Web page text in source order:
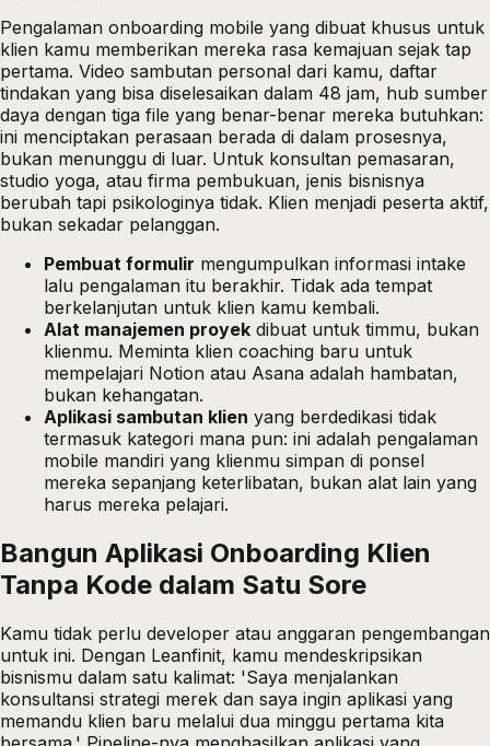
Pengalaman onboarding mobile yang dibuat khusus untuk
klien kamu memberikan mereka rasa kemajuan sejak tap
pertama. Video sambutan personal dari kamu, daftar
tindakan yang bisa diselesaikan dalam 48 jam, hub sumber
daya dengan tiga file yang benar-benar mereka butuhkan:
ini menciptakan perasaan berada di dalam prosesnya,
bukan menunggu di luar. Untuk konsultan pemasaran,
studio yoga, atau firma pembukuan, jenis bisnisnya
berubah tapi psikologinya tidak. Klien menjadi peserta aktif,
bukan sekadar pelanggan.
Pembuat formulir mengumpulkan informasi intake
lalu pengalaman itu berakhir. Tidak ada tempat
berkelanjutan untuk klien kamu kembali.
Alat manajemen proyek dibuat untuk timmu, bukan
klienmu. Meminta klien coaching baru untuk
mempelajari Notion atau Asana adalah hambatan,
bukan kehangatan.
Aplikasi sambutan klien yang berdedikasi tidak
termasuk kategori mana pun: ini adalah pengalaman
mobile mandiri yang klienmu simpan di ponsel
mereka sepanjang keterlibatan, bukan alat lain yang
harus mereka pelajari.
Bangun Aplikasi Onboarding Klien
Tanpa Kode dalam Satu Sore
Kamu tidak perlu developer atau anggaran pengembangan
untuk ini. Dengan Leanfinit, kamu mendeskripsikan
bisnismu dalam satu kalimat: 'Saya menjalankan
konsultansi strategi merek dan saya ingin aplikasi yang
memandu klien baru melalui dua minggu pertama kita